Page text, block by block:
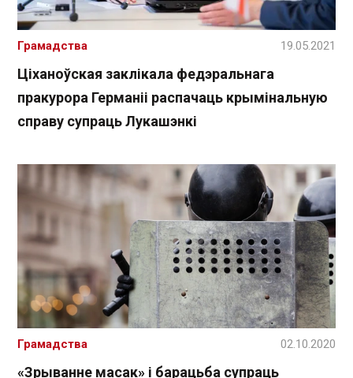
Ціханоўская заклікала федэральнага
пракурора Германіі распачаць крымінальную
справу супраць Лукашэнкі
Грамадства 19.05.2021
«Зрыванне масак» і барацьба супраць
Грамадства 02.10.2020